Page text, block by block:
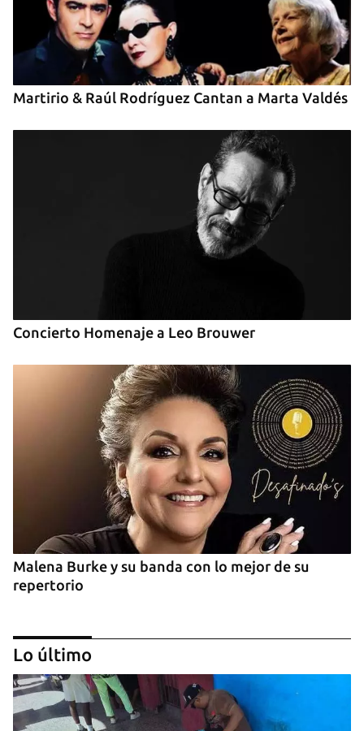
Martirio & Raúl Rodríguez Cantan a Marta Valdés
Concierto Homenaje a Leo Brouwer
Malena Burke y su banda con lo mejor de su
repertorio
Lo último